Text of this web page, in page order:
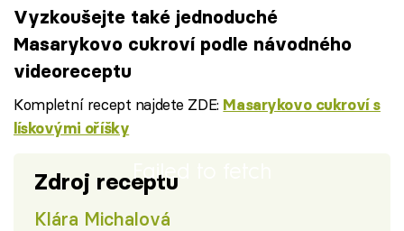
Vyzkoušejte také jednoduché
Masarykovo cukroví podle návodného
videoreceptu
Kompletní recept najdete ZDE: Masarykovo cukroví s
lískovými oříšky
Failed to fetch
Zdroj receptu
Klára Michalová